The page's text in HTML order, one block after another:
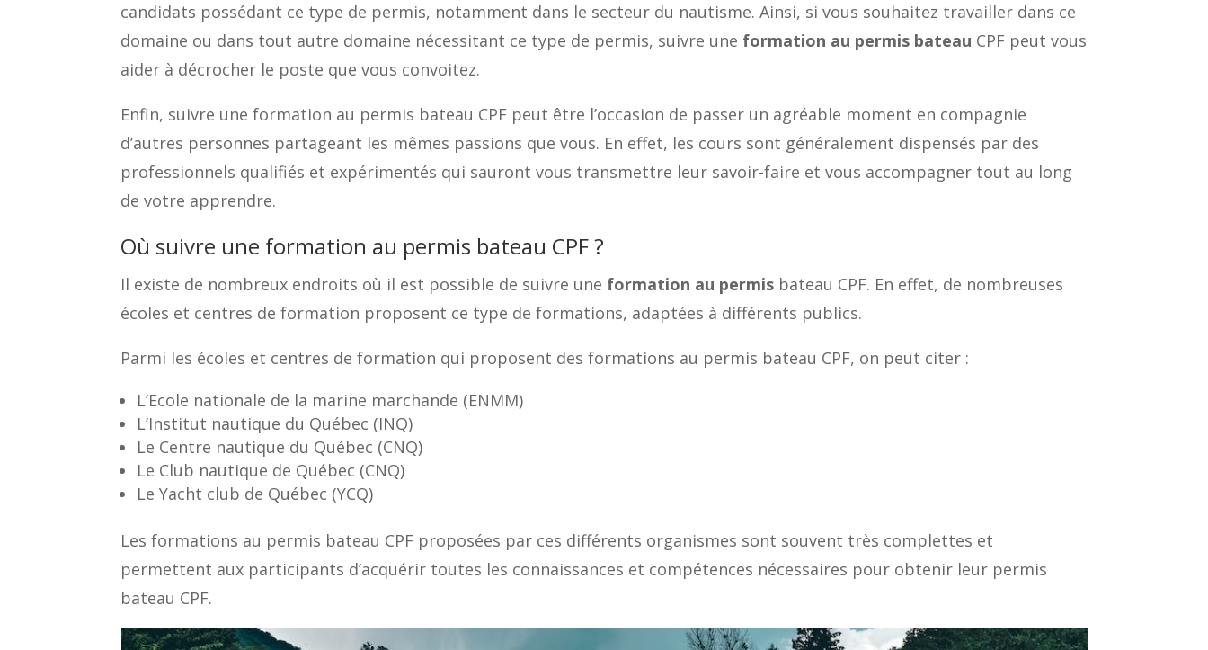
candidats possédant ce type de permis, notamment dans le secteur du nautisme. Ainsi, si vous souhaitez travailler dans ce
domaine ou dans tout autre domaine nécessitant ce type de permis, suivre une formation au permis bateau CPF peut vous
aider à décrocher le poste que vous convoitez.
Enfin, suivre une formation au permis bateau CPF peut être l’occasion de passer un agréable moment en compagnie
d’autres personnes partageant les mêmes passions que vous. En effet, les cours sont généralement dispensés par des
professionnels qualifiés et expérimentés qui sauront vous transmettre leur savoir-faire et vous accompagner tout au long
de votre apprendre.
Où suivre une formation au permis bateau CPF ?
Il existe de nombreux endroits où il est possible de suivre une formation au permis bateau CPF. En effet, de nombreuses
écoles et centres de formation proposent ce type de formations, adaptées à différents publics.
Parmi les écoles et centres de formation qui proposent des formations au permis bateau CPF, on peut citer :
L’Ecole nationale de la marine marchande (ENMM)
L’Institut nautique du Québec (INQ)
Le Centre nautique du Québec (CNQ)
Le Club nautique de Québec (CNQ)
Le Yacht club de Québec (YCQ)
Les formations au permis bateau CPF proposées par ces différents organismes sont souvent très complettes et
permettent aux participants d’acquérir toutes les connaissances et compétences nécessaires pour obtenir leur permis
bateau CPF.